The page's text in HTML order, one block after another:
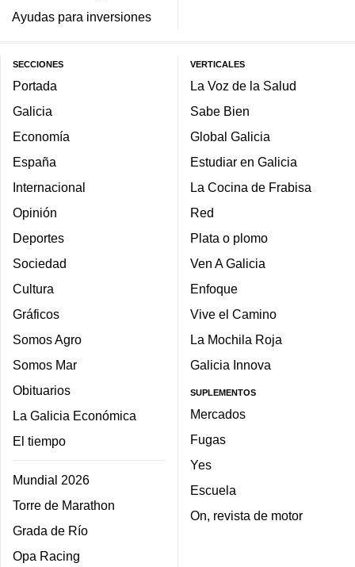
Ayudas para inversiones
SECCIONES
Portada
Galicia
Economía
España
Internacional
Opinión
Deportes
Sociedad
Cultura
Gráficos
Somos Agro
Somos Mar
Obituarios
La Galicia Económica
El tiempo
Mundial 2026
Torre de Marathon
Grada de Río
Opa Racing
VERTICALES
La Voz de la Salud
Sabe Bien
Global Galicia
Estudiar en Galicia
La Cocina de Frabisa
Red
Plata o plomo
Ven A Galicia
Enfoque
Vive el Camino
La Mochila Roja
Galicia Innova
SUPLEMENTOS
Mercados
Fugas
Yes
Escuela
On, revista de motor